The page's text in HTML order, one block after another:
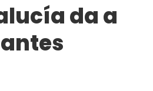
da a